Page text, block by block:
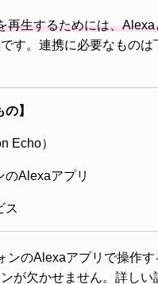
再生するためには、
です。連携に必要なものは
】
Echo）
のAlexaアプリ
ス
ンのAlexaアプリで操作す
が欠かせません。詳しい